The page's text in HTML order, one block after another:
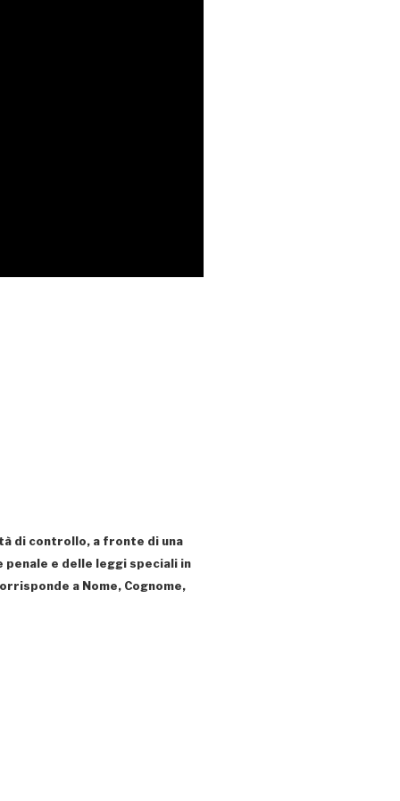
di controllo, a fronte di una
e delle leggi speciali in
a Nome, Cognome,